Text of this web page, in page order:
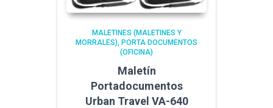
MALETINES (MALETINES Y
MORRALES) PORTA DOCUMENTOS
(OFICINA)
Maletín
Portadocumentos
Urban Travel VA-640